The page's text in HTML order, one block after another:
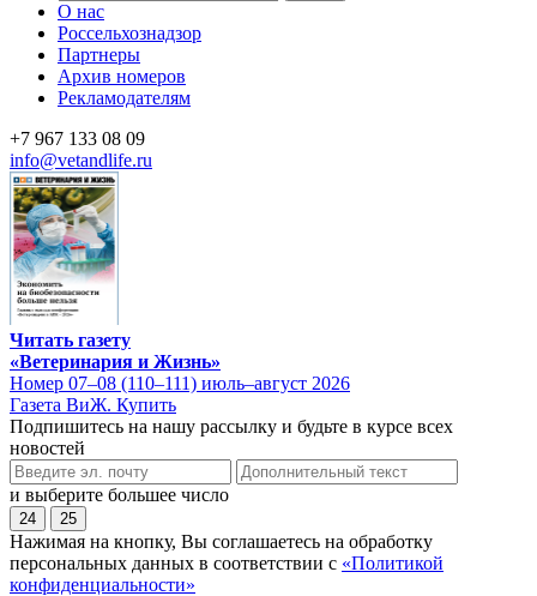
О нас
Россельхознадзор
Партнеры
Архив номеров
Рекламодателям
+7 967 133 08 09
info@vetandlife.ru
Читать газету
«Ветеринария и Жизнь»
Номер 07–08 (110–111) июль–август 2026
Газета ВиЖ. Купить
Подпишитесь на нашу рассылку и будьте в курсе всех
новостей
и выберите большее число
24 25
Нажимая на кнопку, Вы соглашаетесь на обработку
персональных данных в соответствии с «Политикой
конфиденциальности»